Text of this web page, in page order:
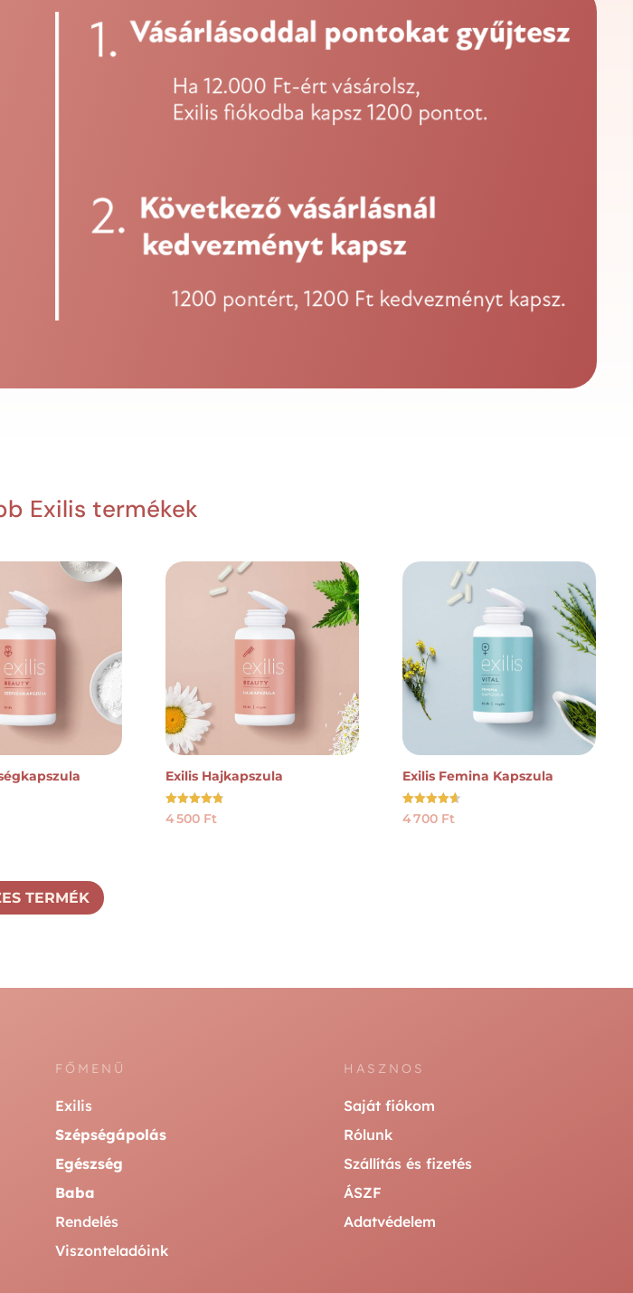
Exilis termékek
Exilis Hajkapszula
Értékelés:
4.78
4 500 Ft
Exilis Femina Kapszula
Értékelés:
4.61
4 700 Ft
TERMÉK
FŐMENÜ
Exilis
Szépségápolás
Egészség
Baba
Rendelés
Viszonteladóink
HASZNOS
Saját fiókom
Rólunk
Szállítás és fizetés
ÁSZF
Adatvédelem